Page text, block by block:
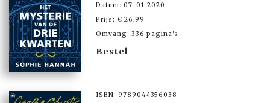
Datum: 07-01-2020
Prijs: € 26,99
Omvang: 336 pagina's
Bestel
ISBN: 9789044356038